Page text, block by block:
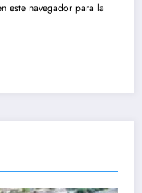
este navegador para la